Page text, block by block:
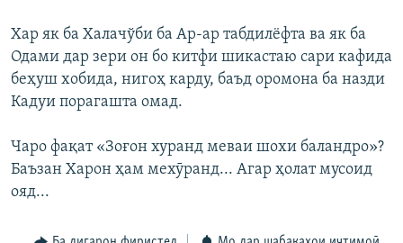
Хар як ба Халачўби ба Ар-ар табдилёфта ва як ба
Одами дар зери он бо китфи шикастаю сари кафида
беҳуш хобида, нигоҳ карду, баъд оромона ба назди
Кадуи порагашта омад.
Чаро фақат «Зоғон хуранд меваи шохи баландро»?
Баъзан Харон ҳам мехӯранд... Агар ҳолат мусоид
ояд...